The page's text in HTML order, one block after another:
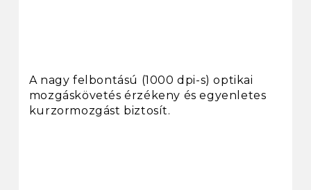
A nagy felbontású (1000 dpi-s) optikai
mozgáskövetés érzékeny és egyenletes
kurzormozgást biztosít.